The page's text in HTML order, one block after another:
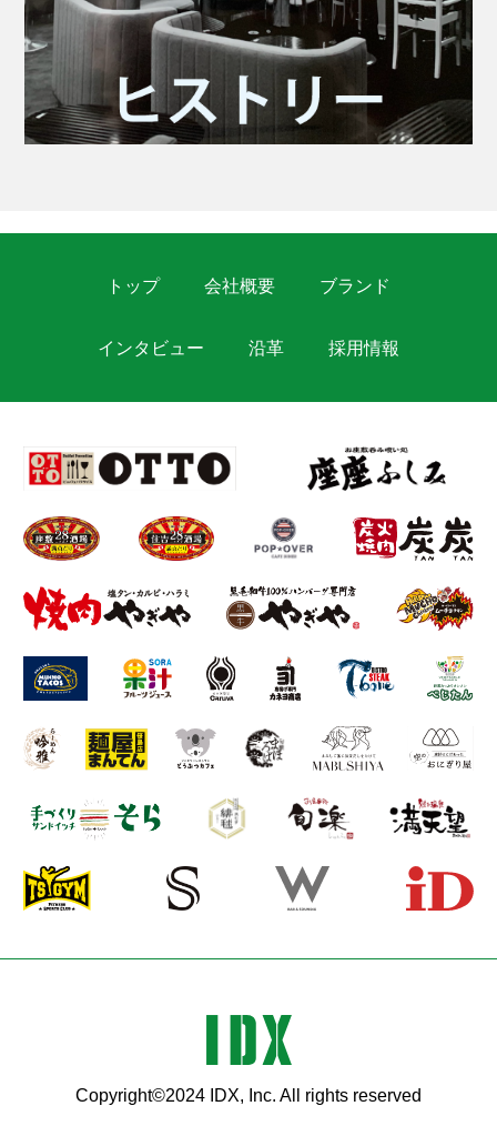
トップ 会社概要 ブランド
インタビュー 沿革 採用情報
idx
Copyright©2024 IDX, Inc. All rights reserved